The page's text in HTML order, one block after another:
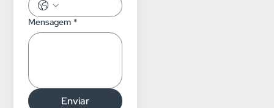
Mensagem *
Enviar